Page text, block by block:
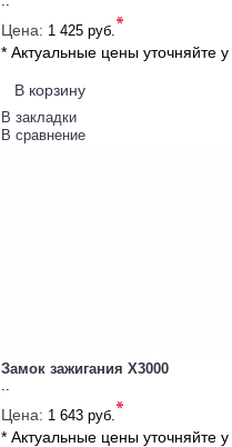
Цена: 1 425 руб. *
* Актуальные цены уточняйте
В корзину
В закладки
В сравнение
Замок зажигания X3000
Цена: 1 643 руб. *
* Актуальные цены уточняйте